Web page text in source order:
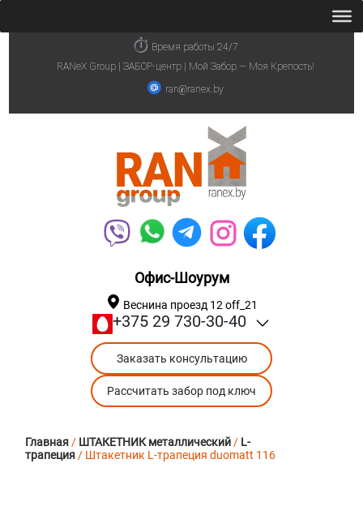
Время работы 24/7
RANeX Group | ЗАБОР-центр | Мой Забор — Моя Крепость!
ran@ranex.by
Офис-Шоурум
Веснина проезд 12 off_21
+375 29 730-30-40
Заказать консультацию
Рассчитать забор под ключ
Главная/ ШТАКЕТНИК металлический/ L-
трапеция/ Штакетник L-трапеция duomatt 116